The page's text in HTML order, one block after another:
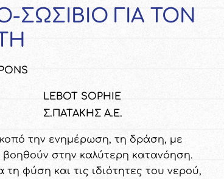
ΣΩΣΙΒΙΟ ΓΙΑ ΤΟΝ
LEBOT SOPHIE
Σ.ΠΑΤΑΚΗΣ Α.Ε.
την ενημέρωση, τη δράση, με
στην καλύτερη κατανόηση.
τη φύση και τις ιδιότητες του νερού,